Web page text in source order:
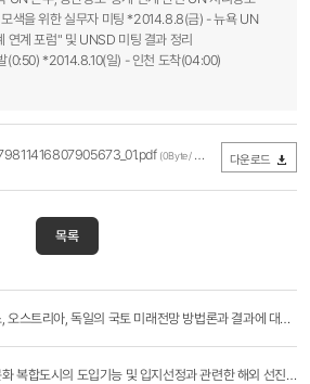
모색을 위한 실무자 미팅 *2014.8.8(금) - 뉴욕 UN
연계 포럼" 및 UNSD 미팅 결과 정리
(0:50) *2014.8.10(일) - 인천 도착(04:00)
(0Byte / 다운로드 866회) 다운로드
목록
스위스, 오스트리아, 독일의 국토 미래전망 방법론과 결과에 대한 논의 및 우리나라 국토 미래전망과 비교를..
패션문화 복합도시의 도입기능 및 입지선정과 관련한 해외 선진 사례 조사